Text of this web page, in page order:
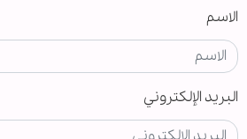
الاسم
البريد الإلكتروني